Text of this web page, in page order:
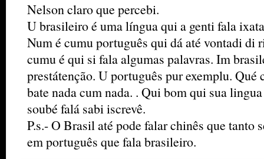
Nelson claro que percebi.
U brasileiro é uma língua qui a genti fala
Num é cumu português qui dá até vontadi di
cumu é qui si fala algumas palavras. Im
prestátenção. U português pur exemplu. Qué
bate nada cum nada. . Qui bom qui sua
soubé falá sabi iscrevê.
P.s.- O Brasil até pode falar chinês que tanto
em português que fala brasileiro.